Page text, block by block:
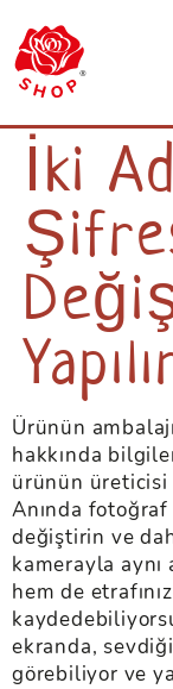
İki
Ürünün
hakkında
ürünün
Anında
değiştirin ve
kamerayla
hem de
ekranda,
görebiliyor ve